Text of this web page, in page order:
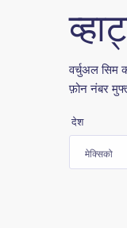
वर्चुअल सिम
फ़ोन नंबर
देश